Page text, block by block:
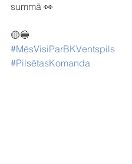
summā 👀
🟡🔵
#MēsVisiParBKVentspils
#PilsētasKomanda